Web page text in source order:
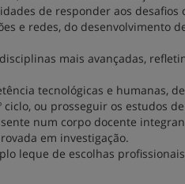
de responder aos
e redes, do desenvolvimento
mais avançadas,
tecnológicas e humanas,
ou prosseguir os estudos
num corpo docente
em investigação.
leque de escolhas